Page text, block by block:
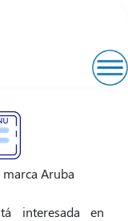
Aruba
interesada en